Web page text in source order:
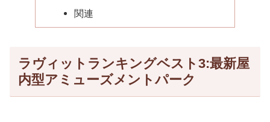
関連
ラヴィットランキングベスト3:最新屋
内型アミューズメントパーク